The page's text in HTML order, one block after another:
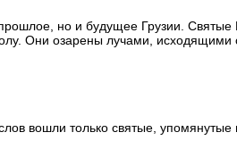
но и будущее Грузии.
Они озарены лучами, исходящими
вошли только святые, упомянутые